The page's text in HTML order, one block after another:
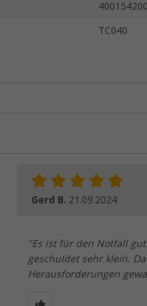
TC040
Gerd B. 21.09.2024
"Es ist für den Notfall
geschuldet sehr klein.
Herausforderungen